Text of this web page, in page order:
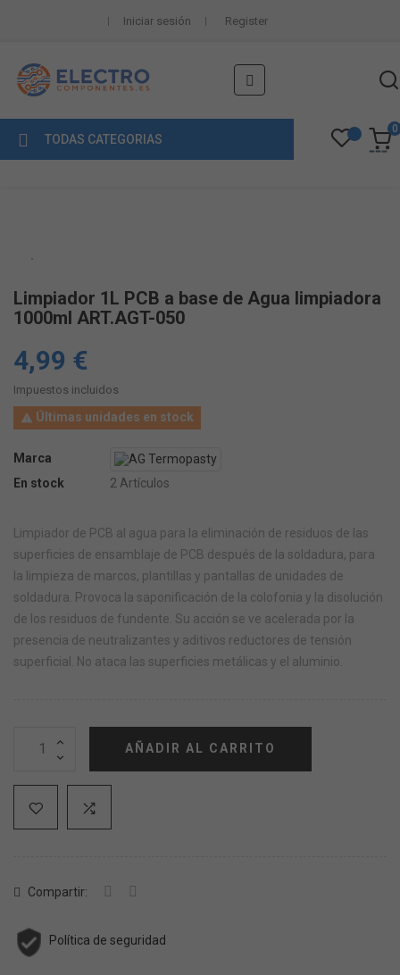
Iniciar sesión Register
Navegación
de
palanca
☰
TODAS CATEGORIAS
0
Limpiador 1L PCB a base de Agua limpiadora
1000ml ART.AGT-050
4,99 €
Impuestos incluidos
 Últimas unidades en stock
Marca
En stock
2 Artículos
Limpiador de PCB al agua para la eliminación de residuos de las
superficies de ensamblaje de PCB después de la soldadura, para
la limpieza de marcos, plantillas y pantallas de unidades de
soldadura. Provoca la saponificación de la colofonia y la disolución
de los residuos de fundente. Su acción se ve acelerada por la
presencia de neutralizantes y aditivos reductores de tensión
superficial. No ataca las superficies metálicas y el aluminio.
AÑADIR AL CARRITO
Compartir:
Política de seguridad